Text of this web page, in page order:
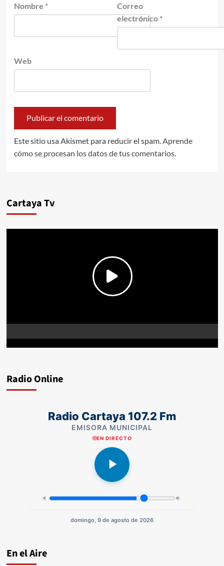
Nombre *
Correo
electrónico *
Web
Este sitio usa Akismet para reducir el spam. Aprende
cómo se procesan los datos de tus comentarios.
Cartaya Tv
Radio Online
Radio Cartaya 107.2 Fm
EMISORA MUNICIPAL
EN DIRECTO
domingo, 9 de agosto de 2026
En el Aire